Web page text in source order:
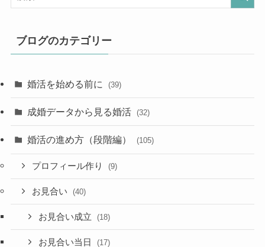
ブログのカテゴリー
婚活を始める前に (39)
成婚データから見る婚活 (32)
婚活の進め方（段階編） (105)
プロフィール作り (9)
お見合い (40)
お見合い成立 (18)
お見合い当日 (17)